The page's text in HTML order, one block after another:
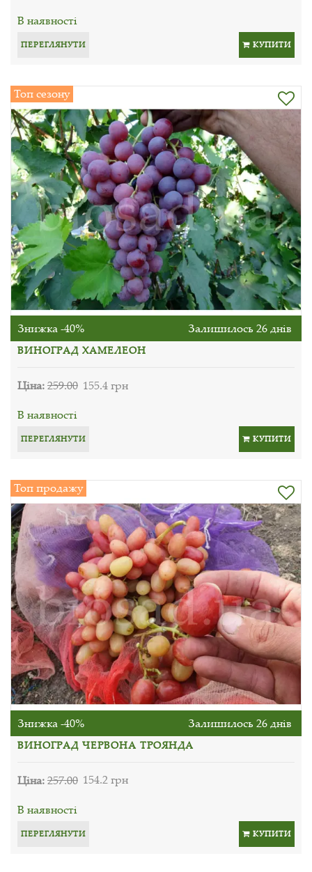
В наявності
ПЕРЕГЛЯНУТИ КУПИТИ
Топ сезону
Знижка -40% Залишилось 26 днів
ВИНОГРАД ХАМЕЛЕОН
Ціна:259.00 155.4 грн
В наявності
ПЕРЕГЛЯНУТИ КУПИТИ
Топ продажу
Знижка -40% Залишилось 26 днів
ВИНОГРАД ЧЕРВОНА ТРОЯНДА
Ціна:257.00 154.2 грн
В наявності
ПЕРЕГЛЯНУТИ КУПИТИ